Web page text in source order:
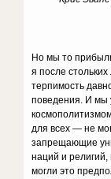
Но мы то
я после
терпимость
поведения. И мы
для всех — не
запрещающие
наций и
могли это